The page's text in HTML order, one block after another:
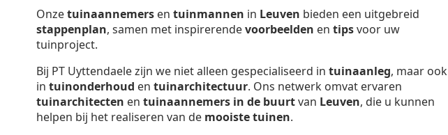
Onzetuinaannemers en tuinmannen in Leuven bieden een uitgebreid
stappenplan, samen met inspirerendevoorbeelden en tipsvoor uw
tuinproject.
Bij PT Uyttendaele zijn we niet alleen gespecialiseerd in tuinaanleg, maar ook
in tuinonderhoud en tuinarchitectuur. Ons netwerk omvat ervaren
tuinarchitecten en tuinaannemers in de buurtvan Leuven, die u kunnen
helpen bij het realiseren van de mooiste tuinen.